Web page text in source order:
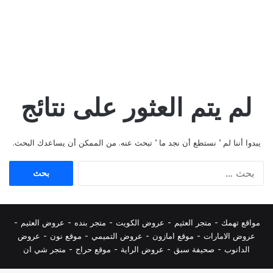
لم يتم العثور على نتائج
يبدوا أننا لم ’ نستطع أن نجد ما ’ تبحث عنه. من الممكن أن يساعدك البحث.
مواقع تهمك - متجر العثيم - عروض الكويت - متجر بنده - عروض العثيم -
عروض الامارات - موقع امازون - عروض التميمي - موقع نون - عروض
الدانوب - صحيفة سبق - عروض الراية - موقع حراج - متجر شي ان